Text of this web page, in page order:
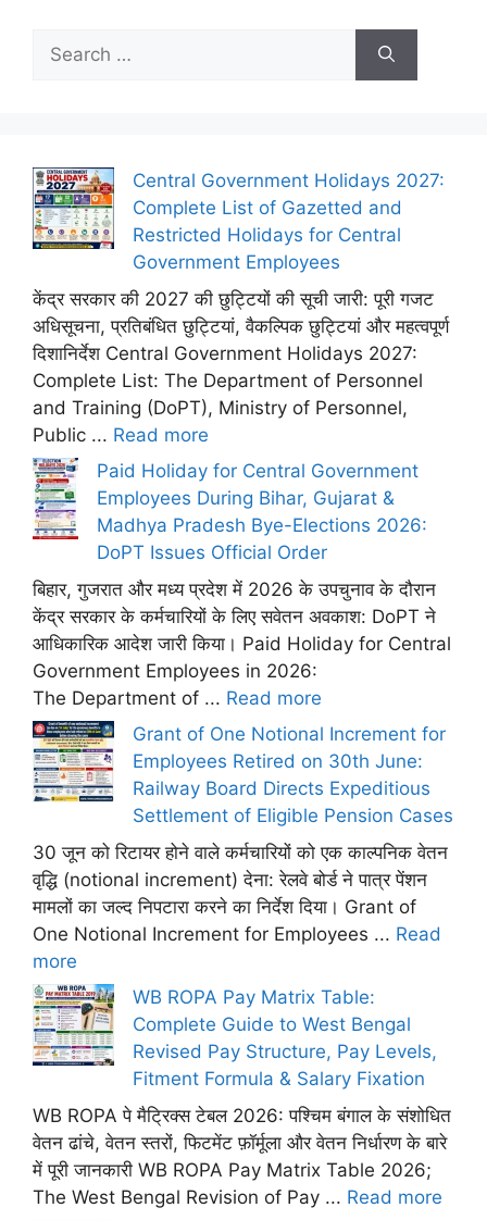
Search
for:
Central Government Holidays 2027:
Complete List of Gazetted and
Restricted Holidays for Central
Government Employees
केंद्र सरकार की 2027 की छुट्टियों की सूची जारी: पूरी गजट
अधिसूचना, प्रतिबंधित छुट्टियां, वैकल्पिक छुट्टियां और महत्वपूर्ण
दिशानिर्देश Central Government Holidays 2027:
Complete List: The Department of Personnel
and Training (DoPT), Ministry of Personnel,
Public ... Read more
Paid Holiday for Central Government
Employees During Bihar, Gujarat &
Madhya Pradesh Bye-Elections 2026:
DoPT Issues Official Order
बिहार, गुजरात और मध्य प्रदेश में 2026 के उपचुनाव के दौरान
केंद्र सरकार के कर्मचारियों के लिए सवेतन अवकाश: DoPT ने
आधिकारिक आदेश जारी किया। Paid Holiday for Central
Government Employees in 2026:
The Department of ... Read more
Grant of One Notional Increment for
Employees Retired on 30th June:
Railway Board Directs Expeditious
Settlement of Eligible Pension Cases
30 जून को रिटायर होने वाले कर्मचारियों को एक काल्पनिक वेतन
वृद्धि (notional increment) देना: रेलवे बोर्ड ने पात्र पेंशन
मामलों का जल्द निपटारा करने का निर्देश दिया। Grant of
One Notional Increment for Employees ... Read
more
WB ROPA Pay Matrix Table:
Complete Guide to West Bengal
Revised Pay Structure, Pay Levels,
Fitment Formula & Salary Fixation
WB ROPA पे मैट्रिक्स टेबल 2026: पश्चिम बंगाल के संशोधित
वेतन ढांचे, वेतन स्तरों, फिटमेंट फ़ॉर्मूला और वेतन निर्धारण के बारे
में पूरी जानकारी WB ROPA Pay Matrix Table 2026;
The West Bengal Revision of Pay ... Read more